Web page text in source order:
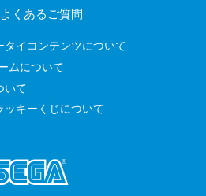
よくあるご質問
タイコンテンツについて
ムについて
いて
ッキーくじについて